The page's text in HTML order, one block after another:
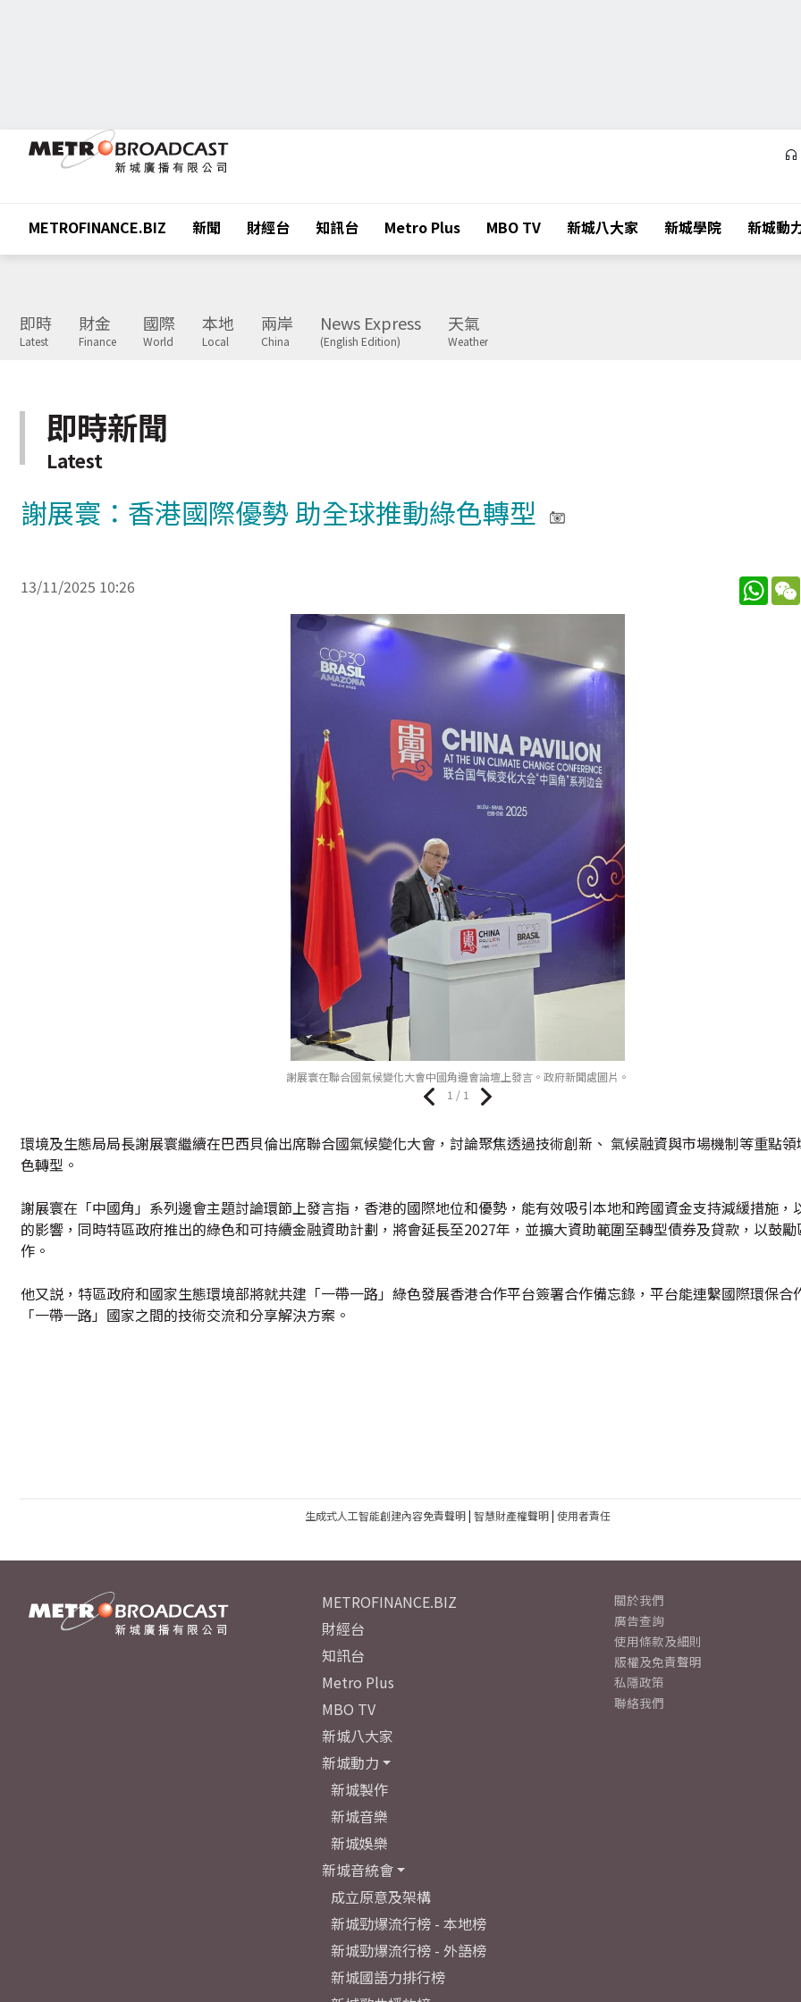
METROFINANCE.BIZ 新聞 財經台 知訊台 Metro Plus MBO TV 新城八大家 新城學院 新城動
即時
Latest
財金
Finance
國際
World
本地
Local
兩岸
China
News Express
(English Edition)
天氣
Weather
即時新聞
Latest
謝展寰：香港國際優勢 助全球推動綠色轉型
13/11/2025 10:26
謝展寰在聯合國氣候變化大會中國角邊會論壇上發言。政府新聞處圖片。
1 / 1
環境及生態局局長謝展寰繼續在巴西貝倫出席聯合國氣候變化大會，討論聚焦透過技術創新、 氣候融資與市場機制等重點
色轉型。
謝展寰在「中國角」系列邊會主題討論環節上發言指，香港的國際地位和優勢，能有效吸引本地和跨國資金支持減緩措施，
的影響，同時特區政府推出的綠色和可持續金融資助計劃，將會延長至2027年，並擴大資助範圍至轉型債券及貸款，以鼓勵
作。
他又説，特區政府和國家生態環境部將就共建「一帶一路」綠色發展香港合作平台簽署合作備忘錄，平台能連繫國際環保合
「一帶一路」國家之間的技術交流和分享解決方案。
生成式人工智能創建內容免責聲明| 智慧財產權聲明| 使用者責任
METROFINANCE.BIZ
財經台
知訊台
Metro Plus
MBO TV
新城八大家
新城動力
新城製作
新城音樂
新城娛樂
新城音統會
成立原意及架構
新城勁爆流行榜 - 本地榜
新城勁爆流行榜 - 外語榜
新城國語力排行榜
關於我們
廣告查詢
使用條款及細則
版權及免責聲明
私隱政策
聯絡我們